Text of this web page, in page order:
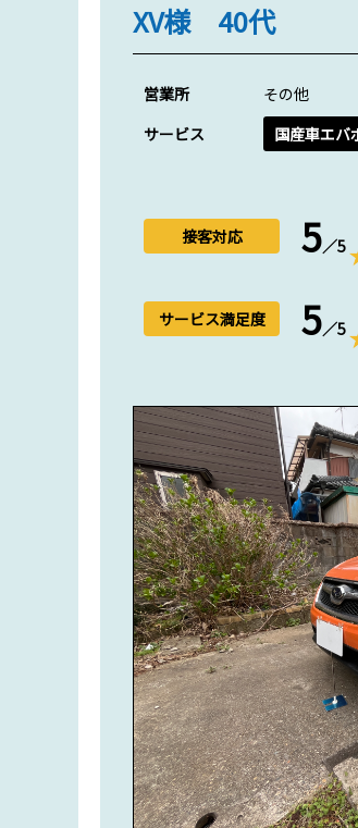
XV様 40代
営業所
その他
サービス
国産車エバ
接客対応 5／5
サービス満足度 5／5